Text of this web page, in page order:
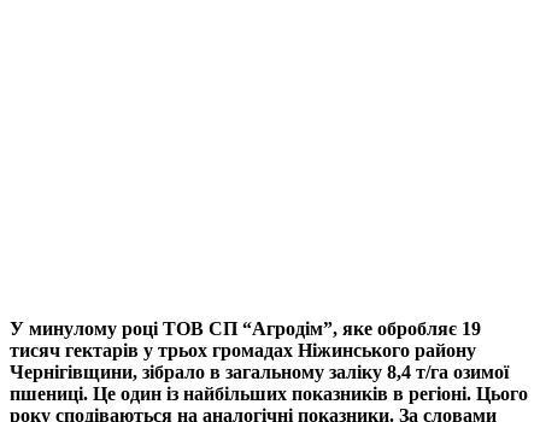
У минулому році ТОВ СП “Агродім”, яке обробляє 19
тисяч гектарів у трьох громадах Ніжинського району
Чернігівщини, зібрало в загальному заліку 8,4 т/га озимої
пшениці. Це один із найбільших показників в регіоні. Цього
року сподіваються на аналогічні показники. За словами